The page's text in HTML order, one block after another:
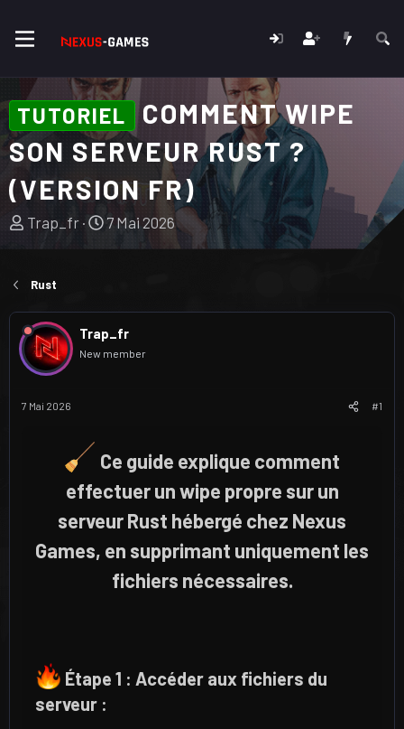
TUTORIEL
COMMENT WIPE
SON SERVEUR RUST ?
(VERSION FR)
A
e
r
d
u
u
Trap_fr
D
7 Mai 2026
Rust
Trap_fr
New member
7 Mai 2026 #1
Ce guide explique comment
effectuer un wipe propre sur un
serveur Rust hébergé chez Nexus
Games, en supprimant uniquement les
fichiers nécessaires.
Étape 1 : Accéder aux fichiers du
serveur :